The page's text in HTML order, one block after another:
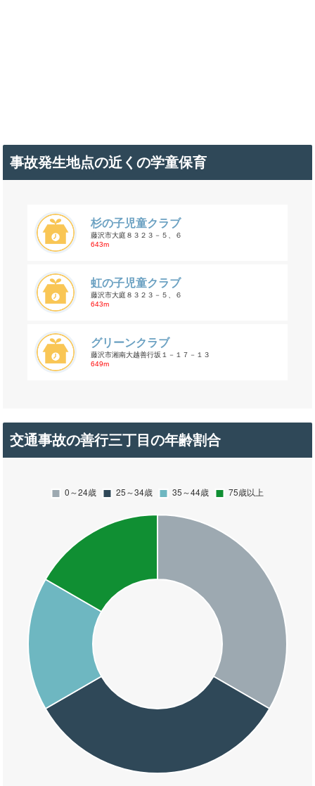
事故発生地点の近くの学童保育
杉の子児童クラブ
藤沢市大庭８３２３－５、６
643m
虹の子児童クラブ
藤沢市大庭８３２３－５、６
643m
グリーンクラブ
藤沢市湘南大越善行坂１－１７－１３
649m
交通事故の善行三丁目の年齢割合